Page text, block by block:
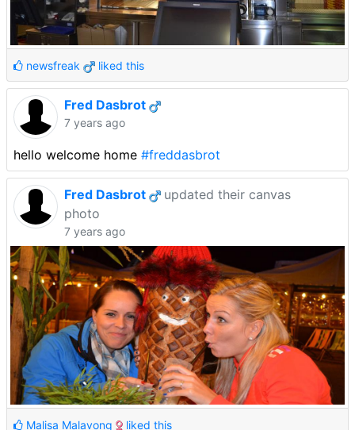
newsfreak liked this
Fred Dasbrot
7 years ago
hello welcome home #freddasbrot
Fred Dasbrot
updated their canvas
photo
7 years ago
Malisa Malavong liked this